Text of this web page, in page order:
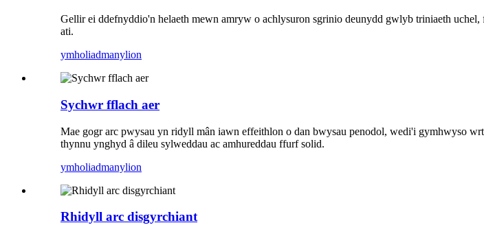
Gellir ei ddefnyddio'n helaeth mewn amryw o achlysuron sgrinio deunydd gwlyb triniaeth
ati.
ymholiadmanylion
Sychwr fflach aer
Mae gogr arc pwysau yn ridyll mân iawn effeithlon o dan bwysau penodol, wedi'i gymhwyso
thynnu ynghyd â dileu sylweddau ac amhureddau ffurf solid.
ymholiadmanylion
Rhidyll arc disgyrchiant